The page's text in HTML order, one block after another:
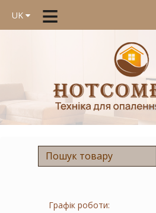
UK ≡
Графік роботи: